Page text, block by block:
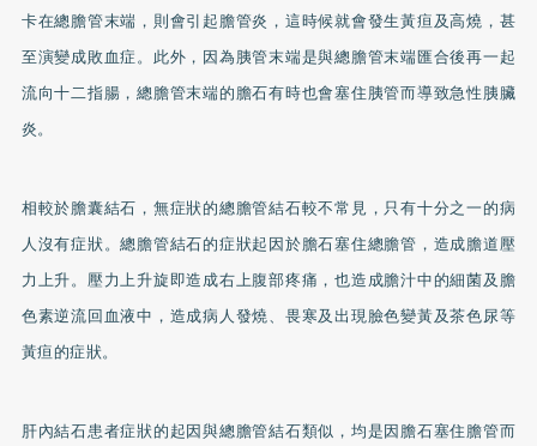
卡在總膽管末端，則會引起膽管炎，這時候就會發生黃疸及高燒，甚
至演變成敗血症。此外，因為胰管末端是與總膽管末端匯合後再一起
流向十二指腸，總膽管末端的膽石有時也會塞住胰管而導致急性胰臟
炎。
相較於膽囊結石，無症狀的總膽管結石較不常見，只有十分之一的病
人沒有症狀。總膽管結石的症狀起因於膽石塞住總膽管，造成膽道壓
力上升。壓力上升旋即造成右上腹部疼痛，也造成膽汁中的細菌及膽
色素逆流回血液中，造成病人發燒、畏寒及出現臉色變黃及茶色尿等
黃疸的症狀。
肝內結石患者症狀的起因與總膽管結石類似，均是因膽石塞住膽管而